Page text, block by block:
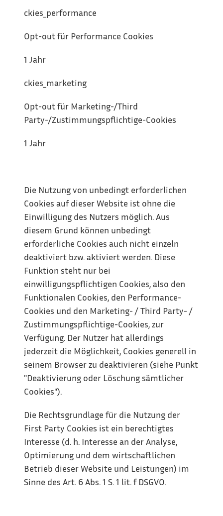
ckies_performance
Opt-out für Performance Cookies
1 Jahr
ckies_marketing
Opt-out für Marketing-/Third
Party-/Zustimmungspflichtige-Cookies
1 Jahr
Die Nutzung von unbedingt erforderlichen
Cookies auf dieser Website ist ohne die
Einwilligung des Nutzers möglich. Aus
diesem Grund können unbedingt
erforderliche Cookies auch nicht einzeln
deaktiviert bzw. aktiviert werden. Diese
Funktion steht nur bei
einwilligungspflichtigen Cookies, also den
Funktionalen Cookies, den Performance-
Cookies und den Marketing- / Third Party- /
Zustimmungspflichtige-Cookies, zur
Verfügung. Der Nutzer hat allerdings
jederzeit die Möglichkeit, Cookies generell in
seinem Browser zu deaktivieren (siehe Punkt
"Deaktivierung oder Löschung sämtlicher
Cookies").
Die Rechtsgrundlage für die Nutzung der
First Party Cookies ist ein berechtigtes
Interesse (d. h. Interesse an der Analyse,
Optimierung und dem wirtschaftlichen
Betrieb dieser Website und Leistungen) im
Sinne des Art. 6 Abs. 1 S. 1 lit. f DSGVO.